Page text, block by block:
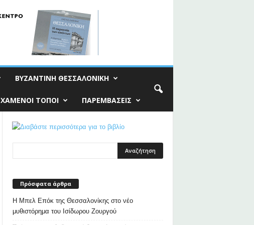
ΒΥΖΑΝΤΙΝΗ ΘΕΣΣΑΛΟΝΙΚΗ
ΧΑΜΕΝΟΙ ΤΟΠΟΙ ΠΑΡΕΜΒΑΣΕΙΣ
Πρόσφατα άρθρα
Η Μπελ Επόκ της Θεσσαλονίκης στο νέο
μυθιστόρημα του Ισίδωρου Ζουργού